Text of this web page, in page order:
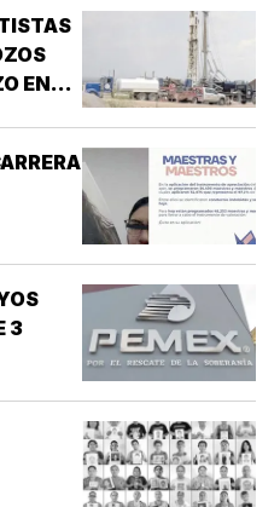
EN
3